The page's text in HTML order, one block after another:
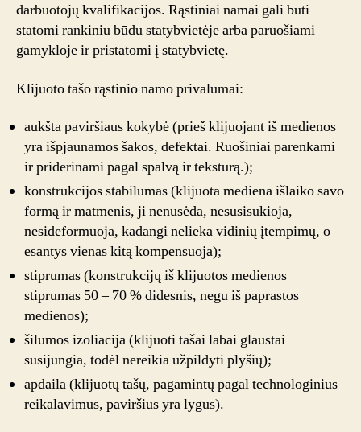
darbuotojų kvalifikacijos. Rąstiniai namai gali būti
statomi rankiniu būdu statybvietėje arba paruošiami
gamykloje ir pristatomi į statybvietę.
Klijuoto tašo rąstinio namo privalumai:
aukšta paviršiaus kokybė (prieš klijuojant iš medienos
yra išpjaunamos šakos, defektai. Ruošiniai parenkami
ir priderinami pagal spalvą ir tekstūrą.);
konstrukcijos stabilumas (klijuota mediena išlaiko savo
formą ir matmenis, ji nenusėda, nesusisukioja,
nesideformuoja, kadangi nelieka vidinių įtempimų, o
esantys vienas kitą kompensuoja);
stiprumas (konstrukcijų iš klijuotos medienos
stiprumas 50 – 70 % didesnis, negu iš paprastos
medienos);
šilumos izoliacija (klijuoti tašai labai glaustai
susijungia, todėl nereikia užpildyti plyšių);
apdaila (klijuotų tašų, pagamintų pagal technologinius
reikalavimus, paviršius yra lygus).